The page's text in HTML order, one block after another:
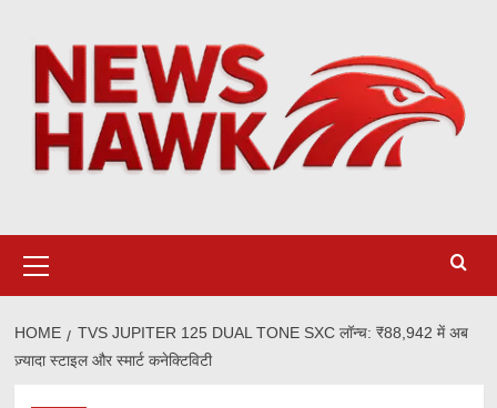
content
Menu
HOME
TVS JUPITER 125 DUAL TONE SXC लॉन्च: ₹88,942 में अब
ज़्यादा स्टाइल और स्मार्ट कनेक्टिविटी